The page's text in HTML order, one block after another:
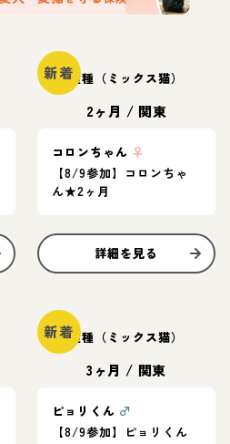
新着雑種（ミックス猫）
2ヶ月 / 関東
コロンちゃん ♀
【8/9参加】コロンちゃ
ん★2ヶ月
詳細を見る
新着雑種（ミックス猫）
3ヶ月 / 関東
ピョリくん ♂
【8/9参加】ピョリくん